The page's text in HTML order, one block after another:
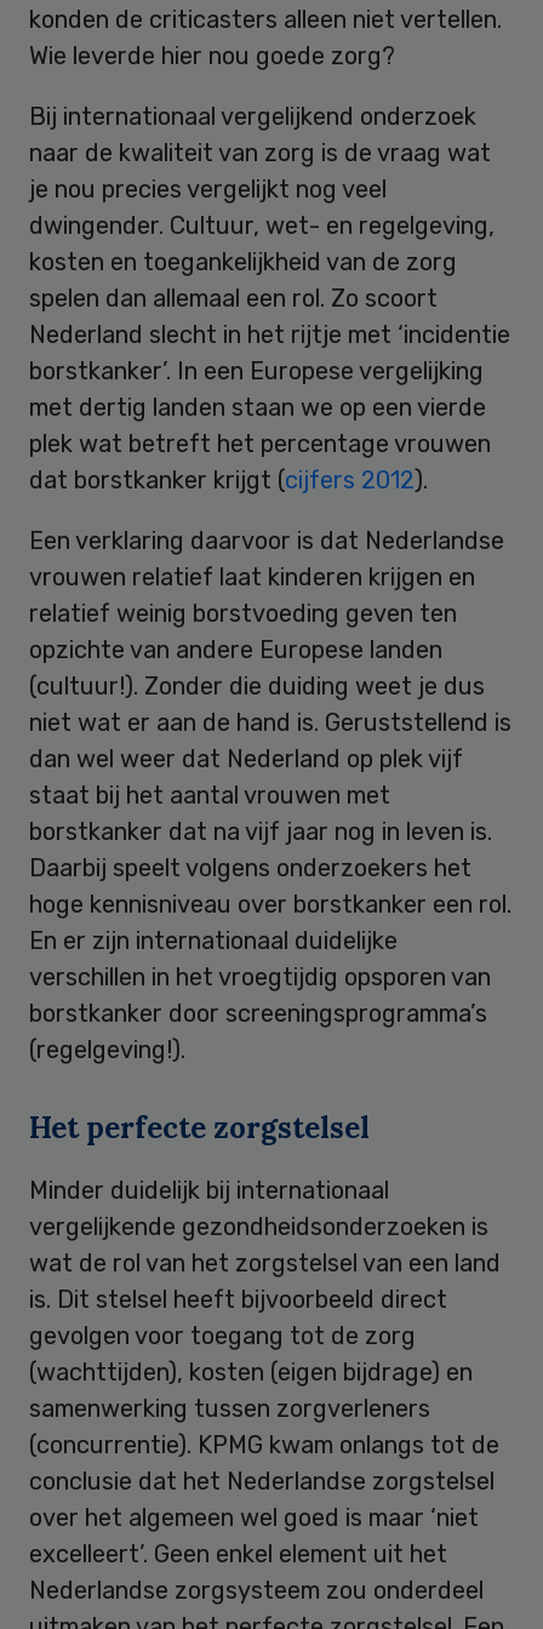
konden de criticasters alleen niet vertellen.
Wie leverde hier nou goede zorg?
Bij internationaal vergelijkend onderzoek
naar de kwaliteit van zorg is de vraag wat
je nou precies vergelijkt nog veel
dwingender. Cultuur, wet- en regelgeving,
kosten en toegankelijkheid van de zorg
spelen dan allemaal een rol. Zo scoort
Nederland slecht in het rijtje met ‘incidentie
borstkanker’. In een Europese vergelijking
met dertig landen staan we op een vierde
plek wat betreft het percentage vrouwen
dat borstkanker krijgt (cijfers 2012).
Een verklaring daarvoor is dat Nederlandse
vrouwen relatief laat kinderen krijgen en
relatief weinig borstvoeding geven ten
opzichte van andere Europese landen
(cultuur!). Zonder die duiding weet je dus
niet wat er aan de hand is. Geruststellend is
dan wel weer dat Nederland op plek vijf
staat bij het aantal vrouwen met
borstkanker dat na vijf jaar nog in leven is.
Daarbij speelt volgens onderzoekers het
hoge kennisniveau over borstkanker een rol.
En er zijn internationaal duidelijke
verschillen in het vroegtijdig opsporen van
borstkanker door screeningsprogramma’s
(regelgeving!).
Het perfecte zorgstelsel
Minder duidelijk bij internationaal
vergelijkende gezondheidsonderzoeken is
wat de rol van het zorgstelsel van een land
is. Dit stelsel heeft bijvoorbeeld direct
gevolgen voor toegang tot de zorg
(wachttijden), kosten (eigen bijdrage) en
samenwerking tussen zorgverleners
(concurrentie). KPMG kwam onlangs tot de
conclusie dat het Nederlandse zorgstelsel
over het algemeen wel goed is maar ‘niet
excelleert’. Geen enkel element uit het
Nederlandse zorgsysteem zou onderdeel